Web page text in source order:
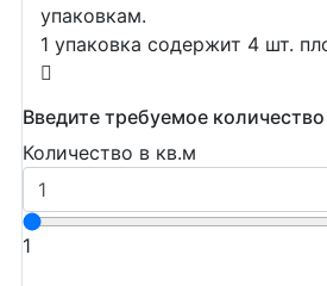
упаковкам.
1 упаковка содержит 4 шт.
Введите требуемое количество
Количество в кв.м
1